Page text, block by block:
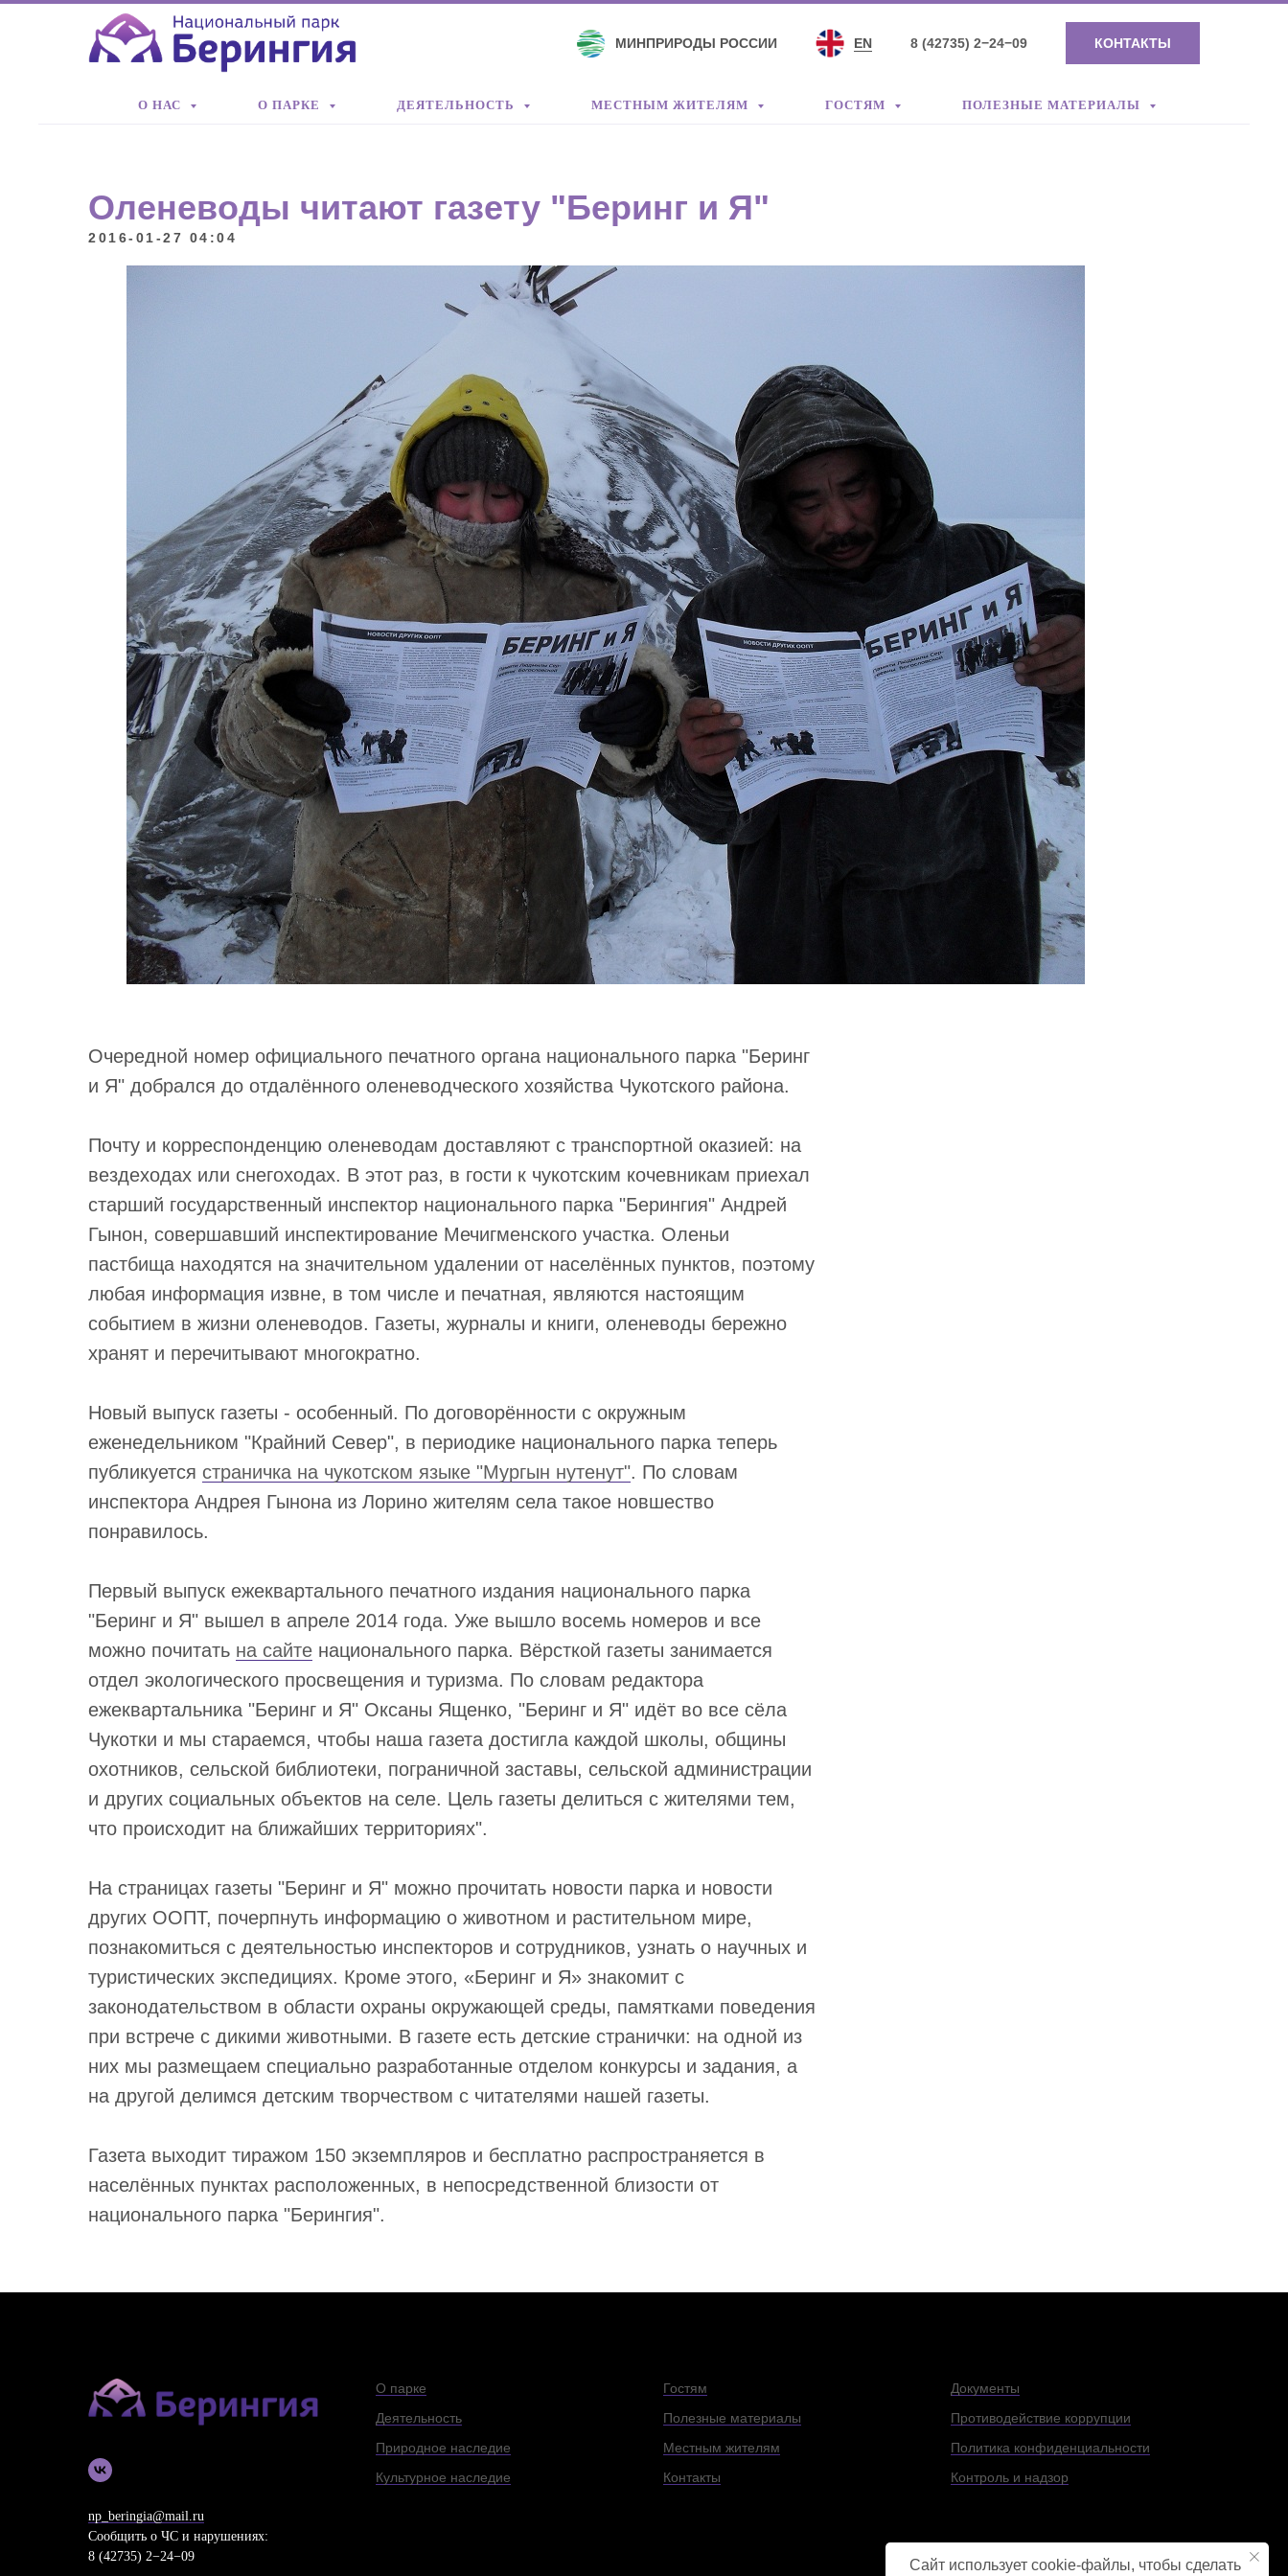
МИНПРИРОДЫ РОССИИ EN 8 (42735) 2−24−09 КОНТАКТЫ
О НАС О ПАРКЕ ДЕЯТЕЛЬНОСТЬ МЕСТНЫМ ЖИТЕЛЯМ ГОСТЯМ ПОЛЕЗНЫЕ МАТЕРИАЛЫ
Оленеводы читают газету "Беринг и Я"
2016-01-27 04:04
Очередной номер официального печатного органа национального парка "Беринг
и Я" добрался до отдалённого оленеводческого хозяйства Чукотского района.
Почту и корреспонденцию оленеводам доставляют с транспортной оказией: на
вездеходах или снегоходах. В этот раз, в гости к чукотским кочевникам приехал
старший государственный инспектор национального парка "Берингия" Андрей
Гынон, совершавший инспектирование Мечигменского участка. Оленьи
пастбища находятся на значительном удалении от населённых пунктов, поэтому
любая информация извне, в том числе и печатная, являются настоящим
событием в жизни оленеводов. Газеты, журналы и книги, оленеводы бережно
хранят и перечитывают многократно.
Новый выпуск газеты - особенный. По договорённости с окружным
еженедельником "Крайний Север", в периодике национального парка теперь
публикуется страничка на чукотском языке "Мургын нутенут". По словам
инспектора Андрея Гынона из Лорино жителям села такое новшество
понравилось.
Первый выпуск ежеквартального печатного издания национального парка
"Беринг и Я" вышел в апреле 2014 года. Уже вышло восемь номеров и все
можно почитать на сайте национального парка. Вёрсткой газеты занимается
отдел экологического просвещения и туризма. По словам редактора
ежеквартальника "Беринг и Я" Оксаны Ященко, "Беринг и Я" идёт во все сёла
Чукотки и мы стараемся, чтобы наша газета достигла каждой школы, общины
охотников, сельской библиотеки, пограничной заставы, сельской администрации
и других социальных объектов на селе. Цель газеты делиться с жителями тем,
что происходит на ближайших территориях".
На страницах газеты "Беринг и Я" можно прочитать новости парка и новости
других ООПТ, почерпнуть информацию о животном и растительном мире,
познакомиться с деятельностью инспекторов и сотрудников, узнать о научных и
туристических экспедициях. Кроме этого, «Беринг и Я» знакомит с
законодательством в области охраны окружающей среды, памятками поведения
при встрече с дикими животными. В газете есть детские странички: на одной из
них мы размещаем специально разработанные отделом конкурсы и задания, а
на другой делимся детским творчеством с читателями нашей газеты.
Газета выходит тиражом 150 экземпляров и бесплатно распространяется в
населённых пунктах расположенных, в непосредственной близости от
национального парка "Берингия".
np_beringia@mail.ru
Сообщить о ЧС и нарушениях:
8 (42735) 2−24−09
О парке
Деятельность
Природное наследие
Культурное наследие
Гостям
Полезные материалы
Местным жителям
Контакты
Документы
Противодействие коррупции
Политика конфиденциальности
Контроль и надзор
Сайт использует cookie-файлы, чтобы сделать